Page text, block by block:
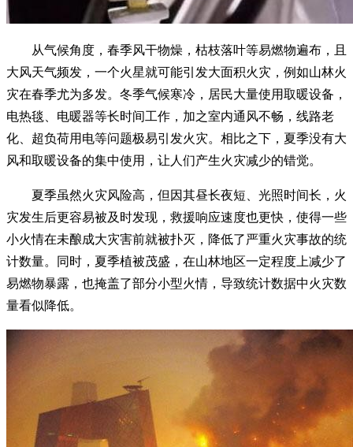
从气候角度，春季风干物燥，枯枝落叶等易燃物遍布，且
大风天气频发，一个火星就可能引发大面积火灾，例如山林火
灾在春季尤为多发。冬季气候寒冷，居民大量使用取暖设备，
电热毯、电暖器等长时间工作，加之室内通风不畅，线路老
化、超负荷用电等问题极易引发火灾。相比之下，夏季没有大
风和取暖设备的集中使用，让人们产生火灾减少的错觉。
夏季虽然火灾风险高，但因其昼长夜短、光照时间长，火
灾发生后更容易被及时发现，救援响应速度也更快，使得一些
小火情在未酿成大灾害前就被扑灭，降低了严重火灾事故的统
计数量。同时，夏季植被茂盛，在山林地区一定程度上减少了
易燃物暴露，也掩盖了部分小型火情，导致统计数据中火灾数
量看似降低。